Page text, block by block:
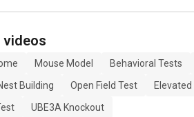
videos
Mouse Model
Behavioral Tests
Building Open Field Test
UBE3A Knockout